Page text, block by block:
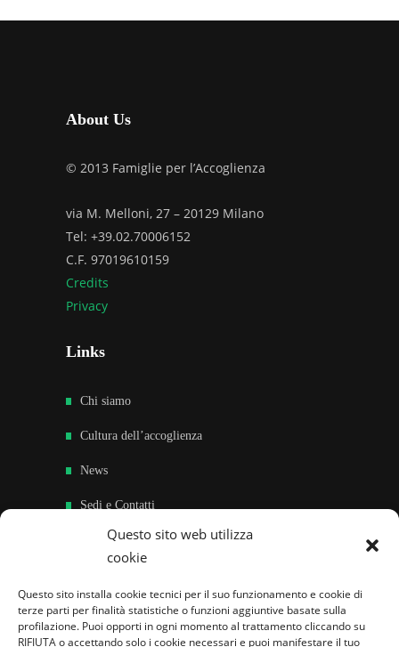
Questo sito web utilizza
cookie
Questo sito installa cookie tecnici per il suo funzionamento e cookie di
terze parti per finalità statistiche o funzioni aggiuntive basate sulla
profilazione. Puoi opporti in ogni momento al trattamento cliccando su
RIFIUTA o accettando solo i cookie necessari e puoi manifestare il tuo
About Us
© 2013 Famiglie per l’Accoglienza
via M. Melloni, 27 – 20129 Milano
Tel: +39.02.70006152
C.F. 97019610159
Credits
Privacy
Links
Chi siamo
Cultura dell’accoglienza
News
Sedi e Contatti
Sostieni
Famiglie per l’accoglienza nel mondo